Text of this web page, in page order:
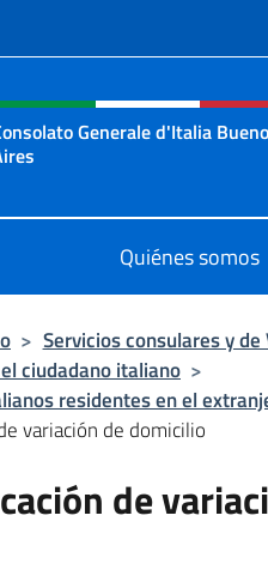
sitio
Generale d'Italia
Quiénes somos
> Servicios consulares y de
ciudadano italiano >
residentes en el
variación de domicilio
de